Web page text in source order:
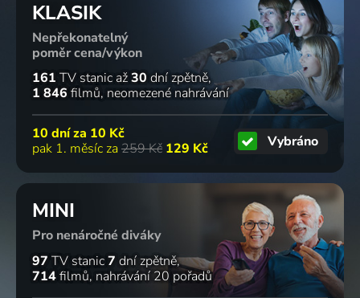
KLASIK
Nepřekonatelný
poměr cena/výkon
161 TV stanic až30 dní zpětně
1 846 filmů neomezené nahrávání
10 dní za 10 Kč
pak 1. měsíc za 259 Kč 129 Kč Vybráno
MINI
Pro nenáročné diváky
97 TV stanic7 dní zpětně
714filmů nahrávání 20 pořadů